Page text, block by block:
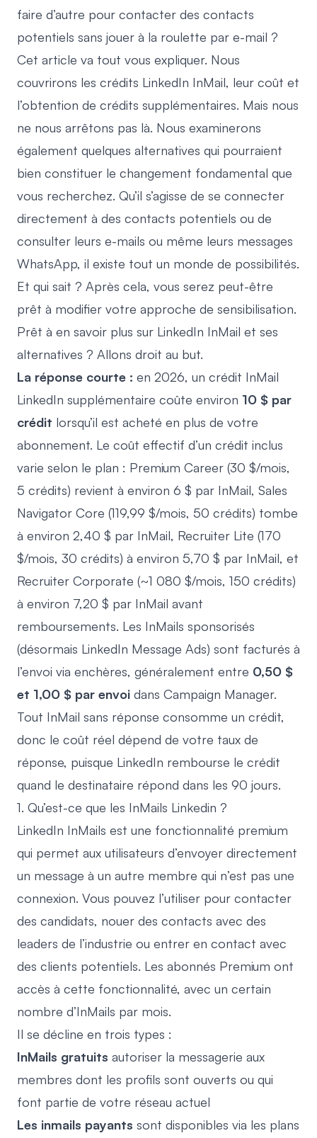
faire d’autre pour contacter des contacts
potentiels sans jouer à la roulette par e-mail ?
Cet article va tout vous expliquer. Nous
couvrirons les crédits LinkedIn InMail, leur coût et
l’obtention de crédits supplémentaires. Mais nous
ne nous arrêtons pas là. Nous examinerons
également quelques alternatives qui pourraient
bien constituer le changement fondamental que
vous recherchez. Qu’il s’agisse de se connecter
directement à des contacts potentiels ou de
consulter leurs e-mails ou même leurs messages
WhatsApp, il existe tout un monde de possibilités.
Et qui sait ? Après cela, vous serez peut-être
prêt à modifier votre approche de sensibilisation.
Prêt à en savoir plus sur LinkedIn InMail et ses
alternatives ? Allons droit au but.
La réponse courte : en 2026, un crédit InMail
LinkedIn supplémentaire coûte environ 10 $ par
crédit lorsqu’il est acheté en plus de votre
abonnement. Le coût effectif d’un crédit inclus
varie selon le plan : Premium Career (30 $/mois,
5 crédits) revient à environ 6 $ par InMail, Sales
Navigator Core (119,99 $/mois, 50 crédits) tombe
à environ 2,40 $ par InMail, Recruiter Lite (170
$/mois, 30 crédits) à environ 5,70 $ par InMail, et
Recruiter Corporate (~1 080 $/mois, 150 crédits)
à environ 7,20 $ par InMail avant
remboursements. Les InMails sponsorisés
(désormais LinkedIn Message Ads) sont facturés à
l’envoi via enchères, généralement entre 0,50 $
et 1,00 $ par envoi dans Campaign Manager.
Tout InMail sans réponse consomme un crédit,
donc le coût réel dépend de votre taux de
réponse, puisque LinkedIn rembourse le crédit
quand le destinataire répond dans les 90 jours.
1. Qu’est-ce que les InMails Linkedin ?
LinkedIn InMails est une fonctionnalité premium
qui permet aux utilisateurs d’envoyer directement
un message à un autre membre qui n’est pas une
connexion. Vous pouvez l’utiliser pour contacter
des candidats, nouer des contacts avec des
leaders de l’industrie ou entrer en contact avec
des clients potentiels. Les abonnés Premium ont
accès à cette fonctionnalité, avec un certain
nombre d’InMails par mois.
Il se décline en trois types :
InMails gratuits autoriser la messagerie aux
membres dont les profils sont ouverts ou qui
font partie de votre réseau actuel
Les inmails payants sont disponibles via les plans